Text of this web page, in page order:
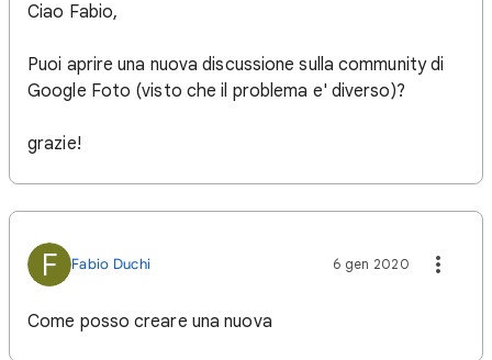
Ciao Fabio,
Puoi aprire una nuova discussione sulla community di
Google Foto (visto che il problema e' diverso)?
grazie!
F Fabio Duchi 6 gen 2020
Come posso creare una nuova